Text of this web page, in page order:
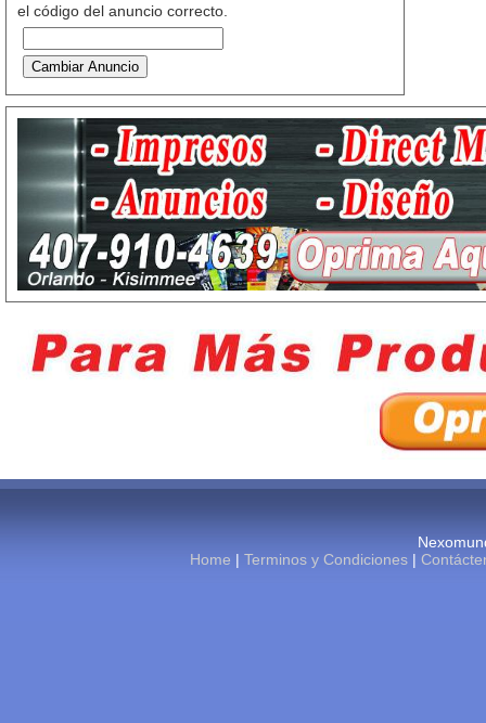
el código del anuncio correcto.
Home |Terminos y Condiciones |